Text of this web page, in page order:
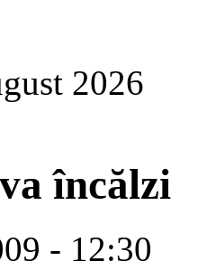
2026
încălzi
- 12:30